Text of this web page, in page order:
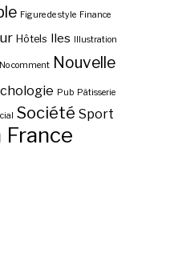
Figure de style Finance
Hôtels Iles Illustration
No comment Nouvelle
Pub Pâtisserie
Société Sport
France